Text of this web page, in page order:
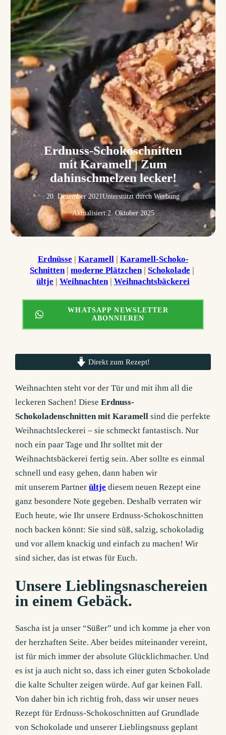
Erdnuss-Schokoschnitten
mit Karamell | Zum
dahinschmelzen lecker!
20. Dezember 2021Unterstützt durch Werbung
Aktualisiert:2. Oktober 2025
Erdnüsse | Karamell | Karamell-Schoko-
Schnitten | moderne Plätzchen | Schokolade
ültje | Weihnachten | Weihnachtsbäckerei
WHATSAPP NEWSLETTER
ABONNIEREN
Direkt zum Rezept!
Weihnachten steht vor der Tür und mit ihm all die
leckeren Sachen! DieseErdnuss-
Schokoladenschnitten mit Karamell sind die perfekte
Weihnachtsleckerei – sie schmeckt fantastisch. Nur
noch ein paar Tage und Ihr solltet mit der
Weihnachtsbäckerei fertig sein. Aber sollte es einmal
schnell und easy gehen, dann haben wir
mit unserem Partnerültje diesem neuen Rezept eine
ganz besondere Note gegeben. Deshalb verraten wir
Euch heute, wie Ihr unsere Erdnuss-Schokoschnitten
noch backen könnt: Sie sind süß, salzig, schokoladig
und vor allem knackig und einfach zu machen! Wir
sind sicher, das ist etwas für Euch.
Unsere Lieblingsnaschereien
in einem Gebäck.
Sascha ist ja unser “Süßer” und ich komme ja eher von
der herzhaften Seite. Aber beides miteinander vereint,
ist für mich immer der absolute Glücklichmacher. Und
es ist ja auch nicht so, dass ich einer guten Scbokolade
die kalte Schulter zeigen würde. Auf gar keinen Fall.
Von daher bin ich richtig froh, dass wir unser neues
Rezept für Erdnuss-Schokoschnitten auf Grundlade
von Schokolade und unserer Lieblingsnuss geplant